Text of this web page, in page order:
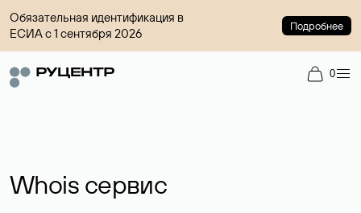
Обязательная идентификация в
ЕСИА с 1 сентября 2026
Подробнее
0
Whois сервис